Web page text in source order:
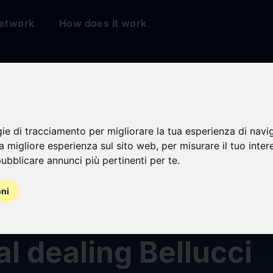
di tracciamento per migliorare la tua esperienza di
migliore esperienza sul sito web, per misurare il tuo
annunci più pertinenti per te.
How does it work
dealing Bellucci